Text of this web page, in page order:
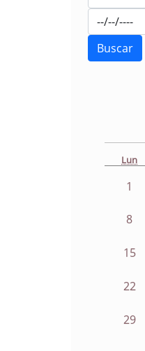
Lun
1
8
15
22
29